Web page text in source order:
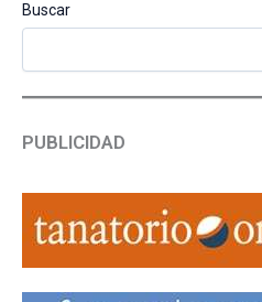
Buscar
PUBLICIDAD